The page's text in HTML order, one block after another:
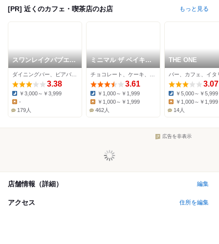
[PR] 近くのカフェ・喫茶店のお店 もっと見る
スワンレイクパブエド
カフェドテテ 渋谷
代々木上原店
3.38
Dinner:
￥3,000～￥3,999
-
179人
ミニマル ザ ベイキン
グ 代々木上原店
3.61
Dinner:
￥1,000～￥1,999
￥1,000～￥1,999
462人
THE ONE
バー、カフェ、イタ
3.07
Dinner:
￥5,000～￥5,999
Lunch:
￥1,000～￥1,999
14人
広告を非表示
店舗情報（詳細） 編集
アクセス 住所を編集